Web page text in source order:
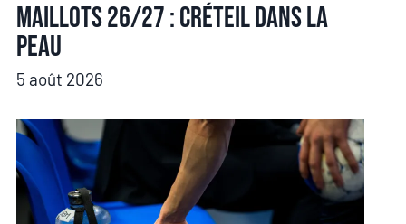
Maillots 26/27 : Créteil dans la
peau
5 août 2026